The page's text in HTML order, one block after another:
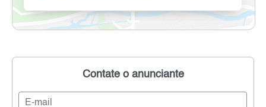
Contate o anunciante